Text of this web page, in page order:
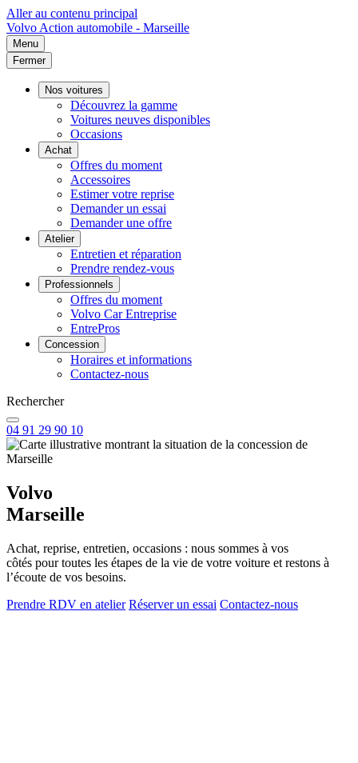
Aller au contenu principal
Volvo Action automobile - Marseille
Menu
Fermer
Nos voitures
Découvrez la gamme
Voitures neuves disponibles
Occasions
Achat
Offres du moment
Accessoires
Estimer votre reprise
Demander un essai
Demander une offre
Atelier
Entretien et réparation
Prendre rendez-vous
Professionnels
Offres du moment
Volvo Car Entreprise
EntrePros
Concession
Horaires et informations
Contactez-nous
Rechercher
04 91 29 90 10
Volvo
Marseille
Achat, reprise, entretien, occasions : nous sommes à vos
côtés pour toutes les étapes de la vie de votre voiture et restons à
l’écoute de vos besoins.
Prendre RDV en atelier Réserver un essai Contactez-nous